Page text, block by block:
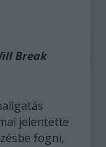
Break
jelentette
fogni,